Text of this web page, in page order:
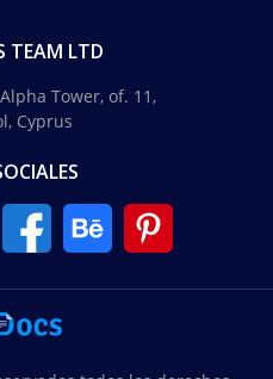
TEAM LTD
Tower, of. 11,
Cyprus